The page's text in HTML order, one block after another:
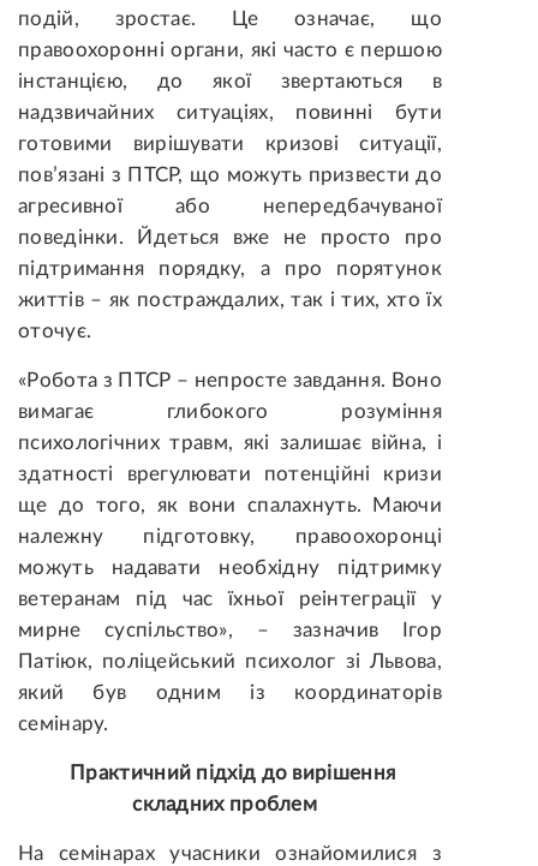
подій, зростає. Це означає, що
правоохоронні органи, які часто є першою
інстанцією, до якої звертаються в
надзвичайних ситуаціях, повинні бути
готовими вирішувати кризові ситуації,
пов’язані з ПТСР, що можуть призвести до
агресивної або непередбачуваної
поведінки. Йдеться вже не просто про
підтримання порядку, а про порятунок
життів – як постраждалих, так і тих, хто їх
оточує.
«Робота з ПТСР – непросте завдання. Воно
вимагає глибокого розуміння
психологічних травм, які залишає війна, і
здатності врегулювати потенційні кризи
ще до того, як вони спалахнуть. Маючи
належну підготовку, правоохоронці
можуть надавати необхідну підтримку
ветеранам під час їхньої реінтеграції у
мирне суспільство», – зазначив Ігор
Патіюк, поліцейський психолог зі Львова,
який був одним із координаторів
семінару.
Практичний підхід до вирішення
складних проблем
На семінарах учасники ознайомилися з